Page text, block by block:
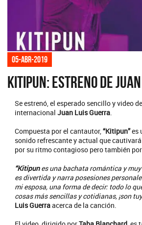
05-abr-2019
Kitipun: estreno de
Se estrenó, el esperado sencillo y video
internacional Juan Luis Guerra.
Compuesta por el cantautor,“Kitipun”es
sonido refrescante y actual que
por su ritmo contagioso pero también
“Kitipunes una bachata romántica y
es divertida y narra posesiones
mi esposa, una forma de decir: todo lo
cosas más sencillas y cotidianas, ¡son
Luis Guerraacerca de la canción.